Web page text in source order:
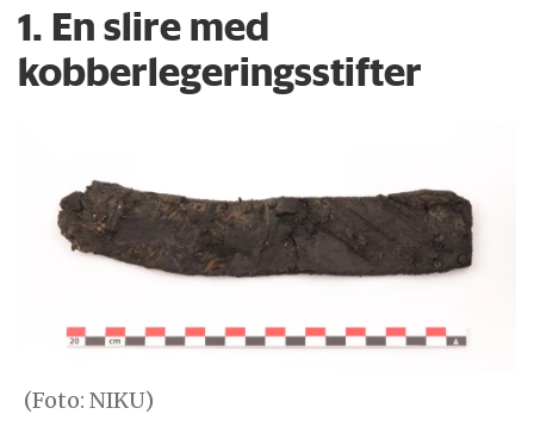
1. En slire med
kobberlegeringsstifter
(Foto: NIKU)